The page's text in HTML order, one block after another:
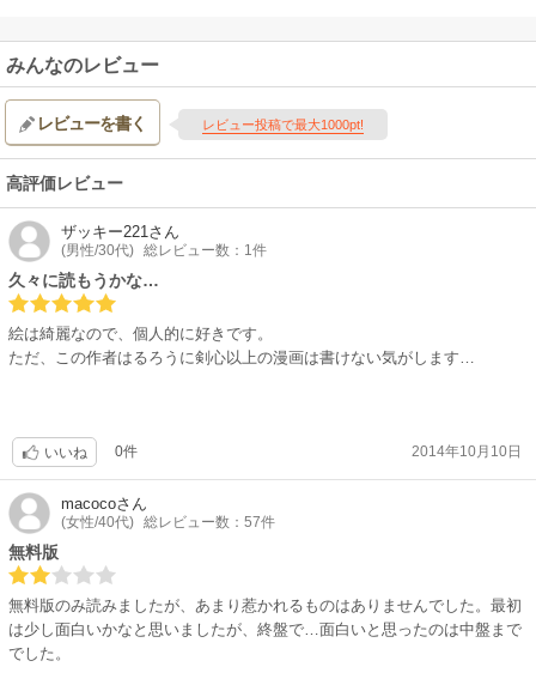
みんなのレビュー
レビューを書く レビュー投稿で最大1000pt!
高評価レビュー
ザッキー221 さん
(男性/30代) 総レビュー数：1件
久々に読もうかな…
絵は綺麗なので、個人的に好きです。
ただ、この作者はるろうに剣心以上の漫画は書けない気がします…
いいね 0件 2014年10月10日
macocoさん
(女性/40代) 総レビュー数：57件
無料版
無料版のみ読みましたが、あまり惹かれるものはありませんでした。最初
は少し面白いかなと思いましたが、終盤で…面白いと思ったのは中盤まで
でした。